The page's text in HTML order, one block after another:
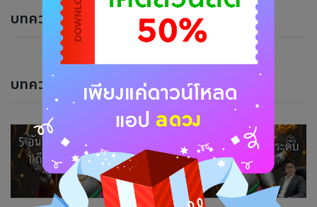
บทความแนะนำ
บทความของนักพยากรณ์